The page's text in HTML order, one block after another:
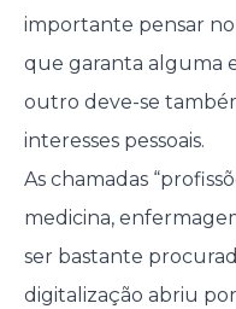
importante pensar
que garanta alguma
outro deve-se
interesses pessoais.
As chamadas
medicina,
ser bastante
digitalização abriu